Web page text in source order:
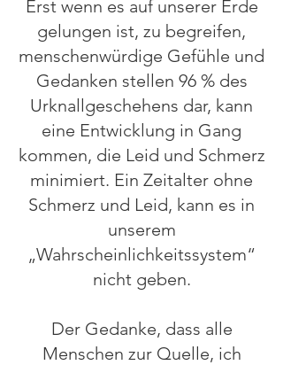
Erst wenn es auf unserer Erde
gelungen ist, zu begreifen,
menschenwürdige Gefühle und
Gedanken stellen 96 % des
Urknallgeschehens dar, kann
eine Entwicklung in Gang
kommen, die Leid und Schmerz
minimiert. Ein Zeitalter ohne
Schmerz und Leid, kann es in
unserem
„Wahrscheinlichkeitssystem“
nicht geben.
Der Gedanke, dass alle
Menschen zur Quelle, ich